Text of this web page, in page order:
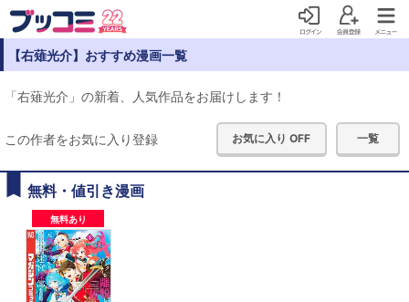
【右薙光介】おすすめ漫画一覧
「右薙光介」の新着、人気作品をお届けします！
この作者をお気に入り登録 お気に入り OFF 一覧
無料・値引き漫画
無料あり